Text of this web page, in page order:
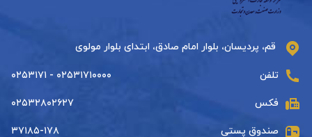
قم، پردیسان، بلوار امام صادق، ابتدای بلوار مولوی
تلفن ۰۲۵۳۱۷۱۰۰۰۰ - ۰۲۵۳۱۷۱
فکس ۰۲۵۳۲۸۰۲۶۲۷
صندوق پستی ۳۷۱۸۵-۱۷۸